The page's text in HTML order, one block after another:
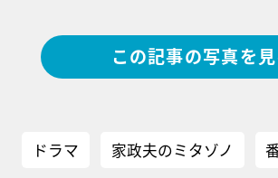
この記事の写真を
ドラマ 家政夫のミタゾノ